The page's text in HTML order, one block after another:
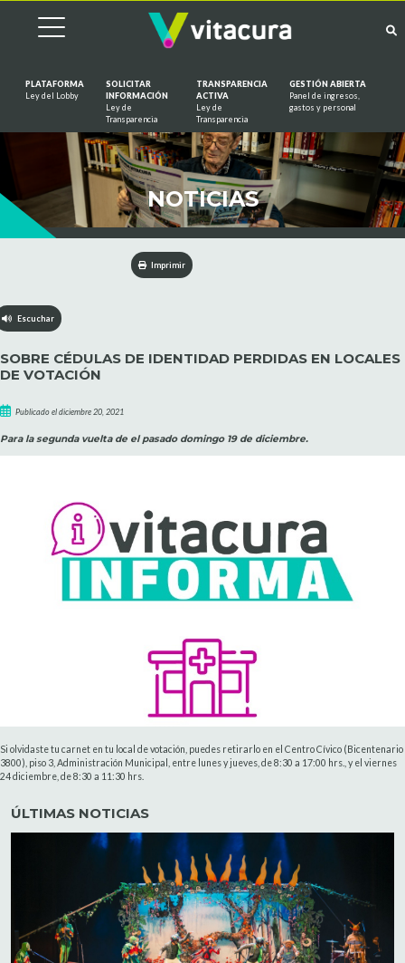
PLATAFORMA
Ley del Lobby
SOLICITAR
INFORMACIÓN
Ley de
Transparencia
TRANSPARENCIA
ACTIVA
Ley de
Transparencia
GESTIÓN ABIERTA
Panel de ingresos,
gastos y personal
NOTICIAS
Imprimir
Escuchar
SOBRE CÉDULAS DE IDENTIDAD PERDIDAS EN LOCALES
DE VOTACIÓN
Publicado el diciembre 20, 2021
Para la segunda vuelta de el pasado domingo 19 de diciembre.
Si olvidaste tu carnet en tu local de votación, puedes retirarlo en el Centro Cívico (Bicentenario
3800), piso 3, Administración Municipal, entre lunes y jueves, de 8:30 a 17:00 hrs., y el viernes
24 diciembre, de 8:30 a 11:30 hrs.
ÚLTIMAS NOTICIAS